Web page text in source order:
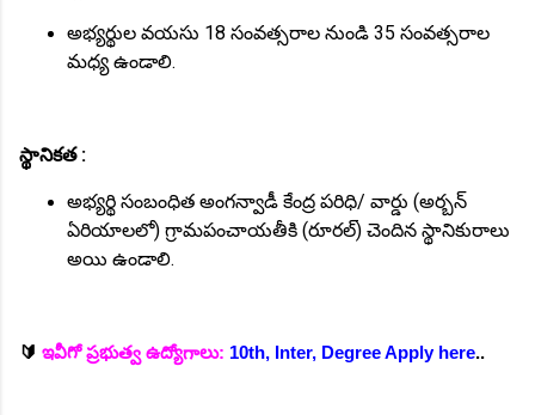
అభ్యర్థుల వయసు 18 సంవత్సరాల నుండి 35 సంవత్సరాల
మధ్య ఉండాలి.
స్థానికత :
అభ్యర్థి సంబంధిత అంగన్వాడీ కేంద్ర పరిధి/ వార్డు (అర్బన్
ఏరియాలలో) గ్రామపంచాయతీకి (రూరల్) చెందిన స్థానికురాలు
అయి ఉండాలి.
🔰 ఇవీగో ప్రభుత్వ ఉద్యోగాలు: 10th, Inter, Degree Apply here..